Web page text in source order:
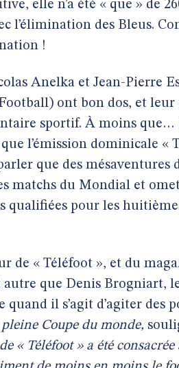
elle n’a été « que » de
l’élimination des Bleus.
!
Anelka et Jean-Pierre
ont bon dos, et leur
sportif. À moins
l’émission dominicale «
que des mésaventures
matchs du Mondial et
qualifiées pour les
de « Téléfoot », et du
autre que Denis Brogniart,
quand il s’agit d’agiter des
Coupe du monde,
« Téléfoot » a été